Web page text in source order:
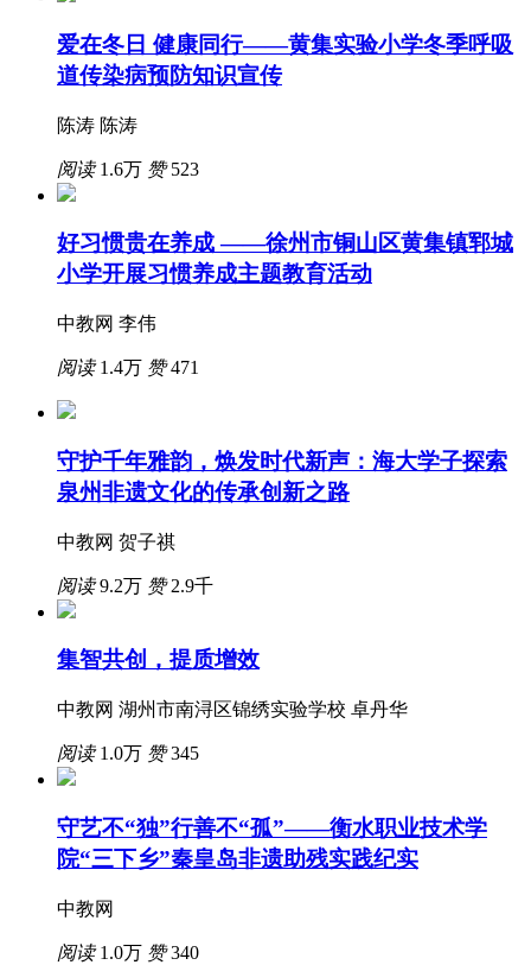
爱在冬日 健康同行——黄集实验小学冬季呼吸
道传染病预防知识宣传
陈涛 陈涛
阅读1.6万 赞523
好习惯贵在养成 ——徐州市铜山区黄集镇郓城
小学开展习惯养成主题教育活动
中教网 李伟
阅读1.4万 赞471
守护千年雅韵，焕发时代新声：海大学子探索
泉州非遗文化的传承创新之路
中教网 贺子祺
阅读9.2万 赞2.9千
集智共创，提质增效
中教网 湖州市南浔区锦绣实验学校 卓丹华
阅读1.0万 赞345
守艺不“独”行善不“孤”——衡水职业技术学
院“三下乡”秦皇岛非遗助残实践纪实
中教网
阅读1.0万 赞340